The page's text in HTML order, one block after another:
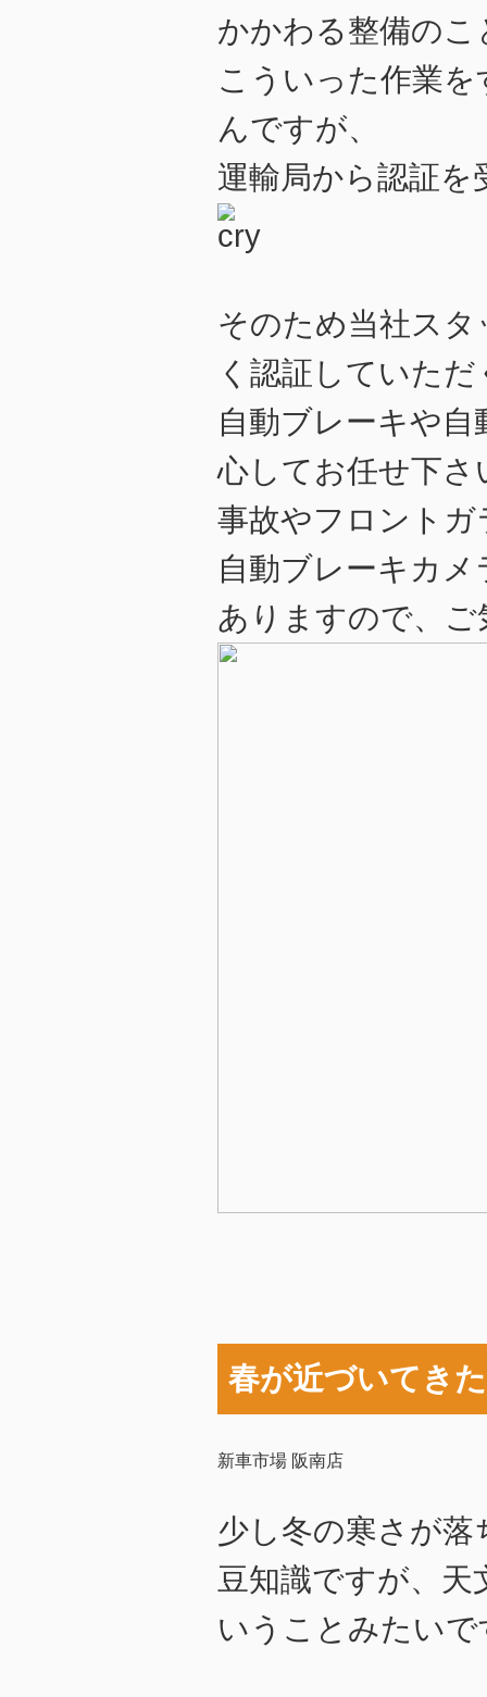
かかわる整備の
こういった作業
んですが、
運輸局から認証
そのため当社ス
く認証していた
自動ブレーキや
心してお任せ下さ
事故やフロント
自動ブレーキカ
ありますので、
春が近づいてき
新車市場 阪南店
少し冬の寒さが
豆知識ですが、
いうことみたいで